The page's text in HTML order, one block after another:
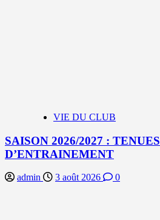
VIE DU CLUB
SAISON 2026/2027 : TENUES
D’ENTRAINEMENT
admin 3 août 2026 0